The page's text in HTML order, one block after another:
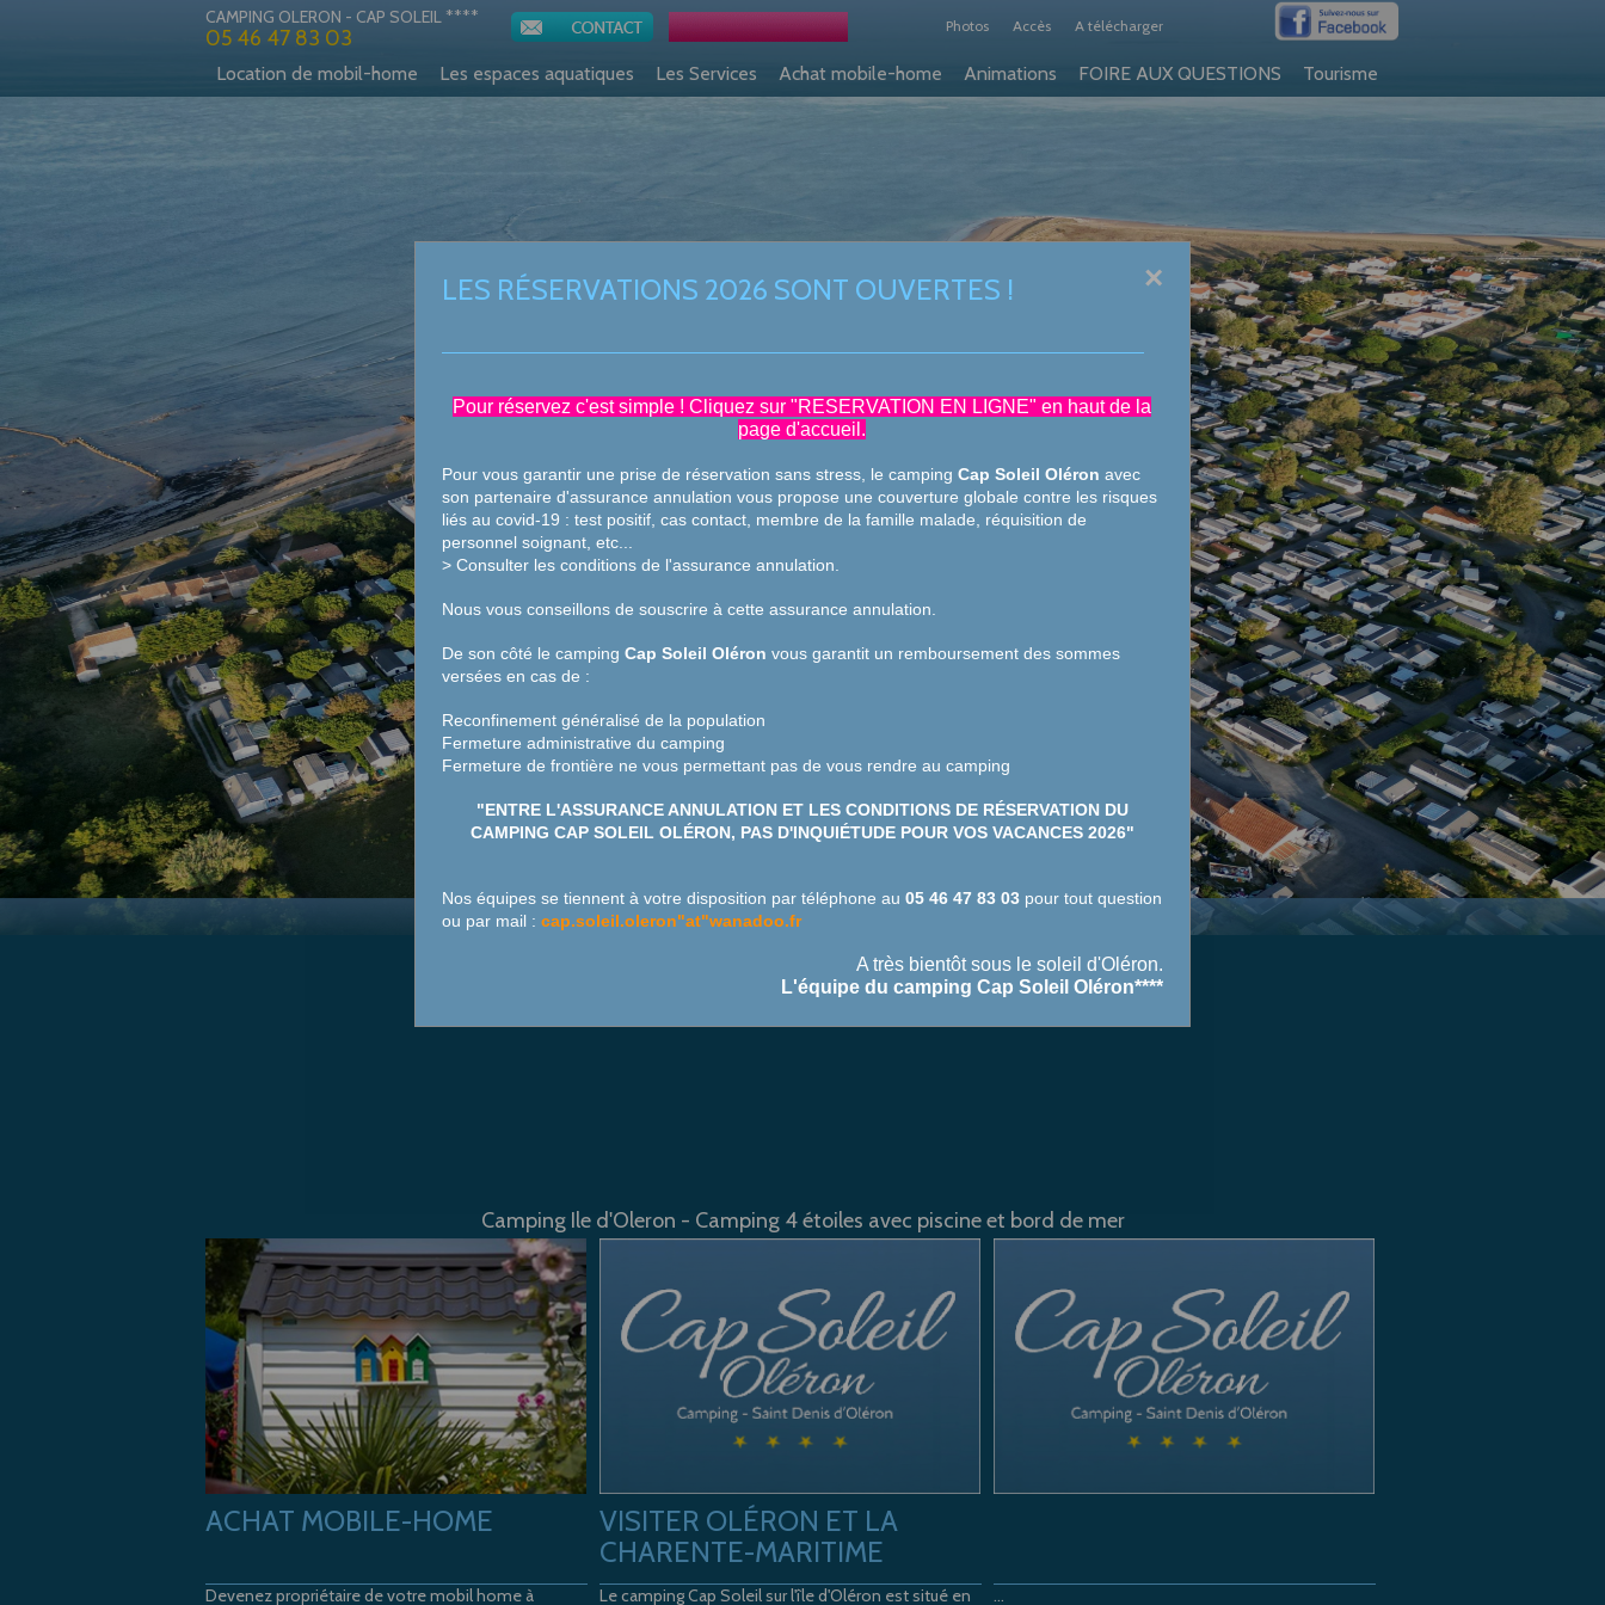
CAMPING OLERON - CAP SOLEIL ****
05 46 47 83 03 Photos Accès A télécharger
Location de mobil-home Les espaces aquatiques Les Services Achat mobile-home Animations FOIRE AUX QUESTIONS Tourisme
×
LES RÉSERVATIONS 2026 SONT OUVERTES !
Pour réservez c'est simple ! Cliquez sur "RESERVATION EN LIGNE" en haut de la
page d'accueil.
Pour vous garantir une prise de réservation sans stress, le camping Cap Soleil Oléron avec
son partenaire d'assurance annulation vous propose une couverture globale contre les risques
liés au covid-19 : test positif, cas contact, membre de la famille malade, réquisition de
personnel soignant, etc...
> Consulter les conditions de l'assurance annulation
Nous vous conseillons de souscrire à cette assurance annulation.
De son côté le camping Cap Soleil Oléron vous garantit un remboursement des sommes
versées en cas de :
Reconfinement généralisé de la population
Fermeture administrative du camping
Fermeture de frontière ne vous permettant pas de vous rendre au camping
"ENTRE L'ASSURANCE ANNULATION ET LES CONDITIONS DE RÉSERVATION DU
CAMPING CAP SOLEIL OLÉRON, PAS D'INQUIÉTUDE POUR VOS VACANCES 2026"
Nos équipes se tiennent à votre disposition par téléphone au 05 46 47 83 03pour tout question
ou par mail : cap.soleil.oleron"at"wanadoo.fr
A très bientôt sous le soleil d'Oléron.
L'équipe du camping Cap Soleil Oléron****
Camping Ile d'Oleron - Camping 4 étoiles avec piscine et bord de mer
ACHAT MOBILE-HOME
Devenez propriétaire de votre mobil home à
VISITER OLÉRON ET LA
CHARENTE-MARITIME
Le camping Cap Soleil sur l'île d'Oléron est situé en